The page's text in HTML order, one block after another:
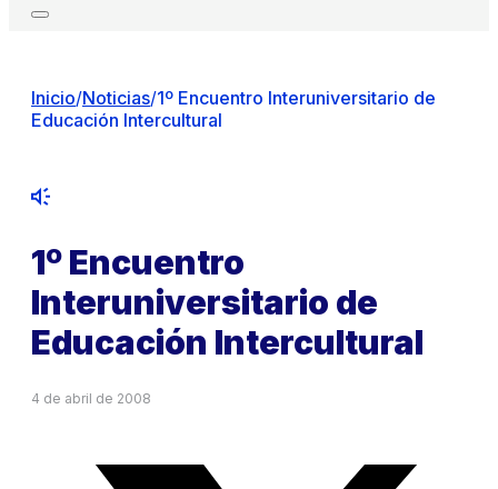
Inicio/Noticias/1º Encuentro Interuniversitario de
Educación Intercultural
1º Encuentro
Interuniversitario de
Educación Intercultural
4 de abril de 2008